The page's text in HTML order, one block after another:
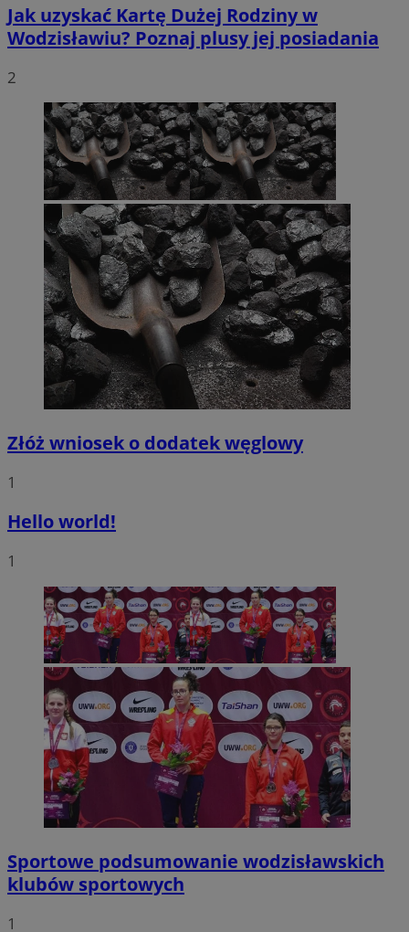
Jak uzyskać Kartę Dużej Rodziny w
Wodzisławiu? Poznaj plusy jej posiadania
2
Złóż wniosek o dodatek węglowy
1
Hello world!
1
Sportowe podsumowanie wodzisławskich
klubów sportowych
1